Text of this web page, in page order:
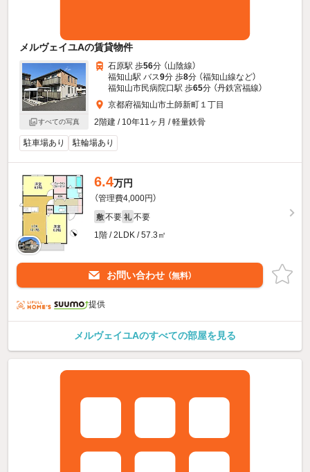
メルヴェイユAの賃貸物件
すべての写真
石原駅 歩56分 （山陰線）
福知山駅 バス9分 歩8分 （福知山線など）
福知山市民病院口駅 歩65分 （丹鉄宮福線）
京都府福知山市土師新町１丁目
2階建 / 10年11ヶ月 / 軽量鉄骨
駐車場あり 駐輪場あり
6.4万円
（管理費4,000円）
敷 不要 礼 不要
1階 / 2LDK / 57.3㎡
お問い合わせ （無料）
提供
メルヴェイユAのすべての部屋を見る